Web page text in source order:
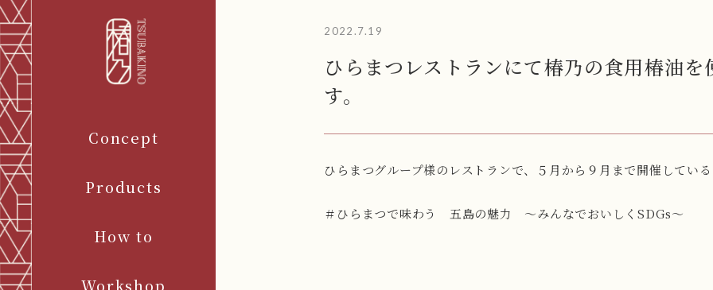
Concept
Products
How to
Workshop
2022.7.19
ひらまつレストランにて椿乃の食用椿油
す。
ひらまつグループ様のレストランで、５月から９月まで開催している
＃ひらまつで味わう 五島の魅力 ～みんなでおいしくSDGs～